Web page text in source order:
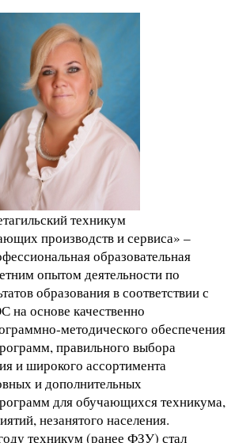
техникум
производств и сервиса» –
образовательная
опытом деятельности по
образования в соответствии с
на основе качественно
методического обеспечения
правильного выбора
и широкого ассортимента
и дополнительных
для обучающихся техникума,
незанятого населения.
техникум (ранее ФЗУ) стал